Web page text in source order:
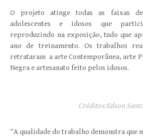
O projeto atinge todas as faixas
adolescentes e idosos que
reproduzindo na exposição, tudo que
ano de treinamento. Os trabalhos
retrataram a arte Contemporânea, arte
Negra e artesanato feito pelos idosos.
Créditos:Edson
“A qualidade do trabalho demonstra que